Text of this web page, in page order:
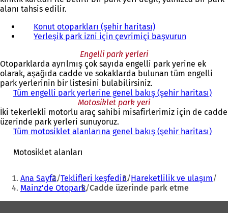
m
e
e
a
ç
ı
l
ı
r
)
alanı tahsis edilir.
Konut otoparkları (şehir haritası)
Yerleşik park izni için çevrimiçi başvurun
Engelli park yerleri
Otoparklarda ayrılmış çok sayıda engelli park yerine ek
olarak, aşağıda cadde ve sokaklarda bulunan tüm engelli
park yerlerinin bir listesini bulabilirsiniz.
Tüm engelli park yerlerine genel bakış (şehir haritası)
Motosiklet park yeri
İki tekerlekli motorlu araç sahibi misafirlerimiz için de cadde
üzerinde park yerleri sunuyoruz.
Tüm motosiklet alanlarına genel bakış (şehir haritası)(
b
r
Motosiklet alanları
Buradasınız:
Ana Sayfa Teklifleri keşfedin Hareketlilik ve ulaşım
Mainz'de Otopark Cadde üzerinde park etme